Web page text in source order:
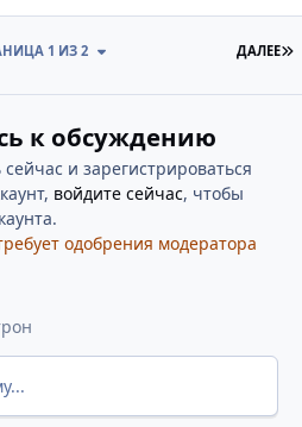
ДАЛЕЕ
1 ИЗ 2
к обсуждению
и зарегистрироваться
войдите сейчас, чтобы
одобрения модератора